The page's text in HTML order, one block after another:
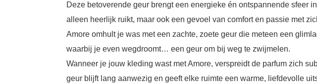
Deze betoverende geur brengt een energieke én ontspannende sfeer
alleen heerlijk ruikt, maar ook een gevoel van comfort en passie met
Amore omhult je was met een zachte, zoete geur die meteen een
waarbij je even wegdroomt… een geur om bij weg te zwijmelen.
Wanneer je jouw kleding wast met Amore, verspreidt de parfum zich
geur blijft lang aanwezig en geeft elke ruimte een warme, liefdevolle